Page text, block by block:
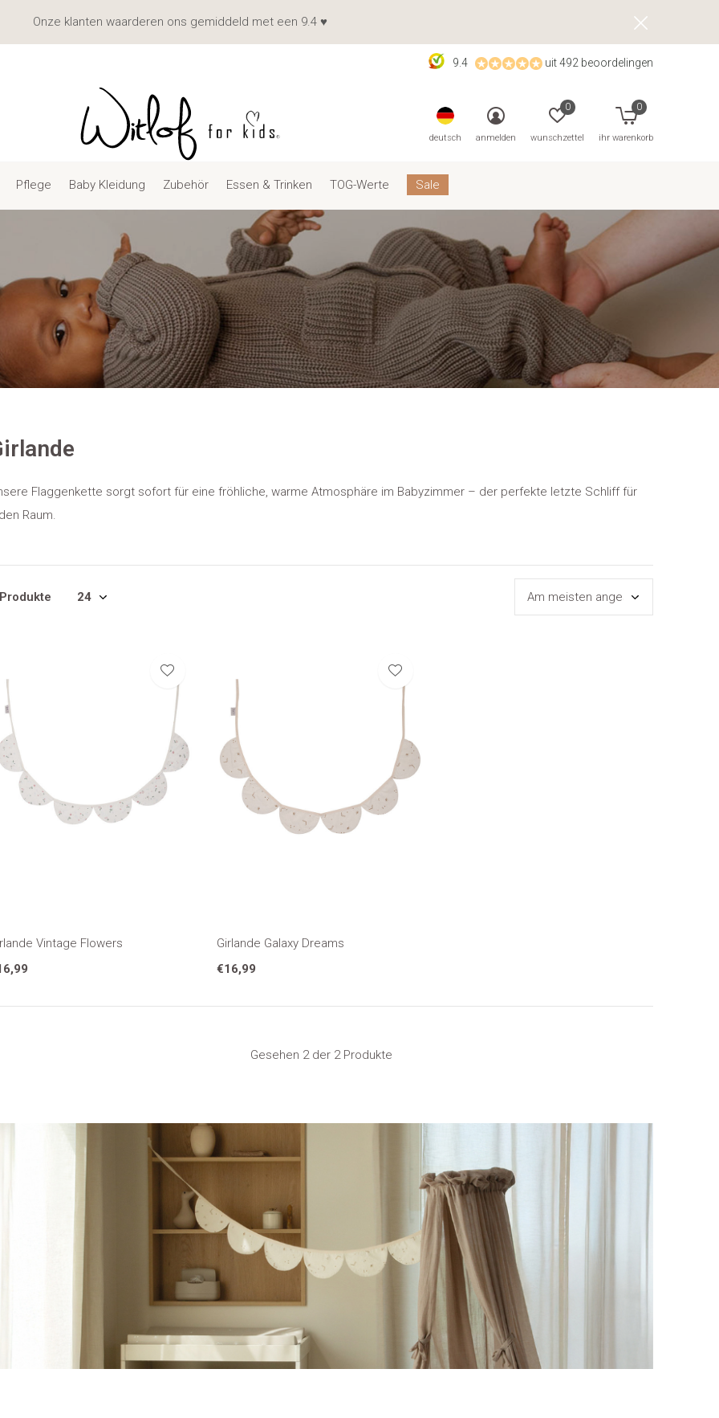
Pflege Baby Kleidung Zubehör Essen & Trinken TOG-Werte Sale
deutsch anmelden wunschzettel
0
ihr warenkorb
0
9.4 uit 492 beoordelingen
Onze klanten waarderen ons gemiddeld met een 9.4 ♥
Flaggenkette sorgt sofort für eine fröhliche, warme Atmosphäre im Babyzimmer – der perfekte letzte Schliff für
Raum.
Vintage Flowers
Girlande Galaxy Dreams
€16,99
Gesehen 2 der 2 Produkte